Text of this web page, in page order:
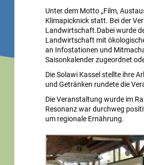
Unter dem Motto „Film,
Klimapicknick statt. Bei der
Landwirtschaft.Dabei wurde
Landwirtschaft mit
an Infostationen und
Saisonkalender zugeordnet
Die Solawi Kassel stellte ihre
und Getränken rundete die
Die Veranstaltung wurde im
Resonanz war durchweg
um regionale Ernährung.